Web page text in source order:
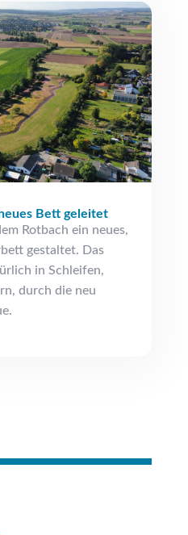
Bett geleitet
Rotbach ein neues,
gestaltet. Das
in Schleifen,
durch die neu